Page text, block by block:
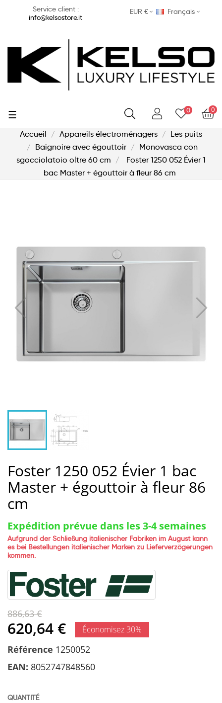
Service client :
info@kelsostore.it
EUR € Français
0
0
Basculer
navigation
☰
Accueil Appareils électroménagers
Les puits
Baignoire avec égouttoir
Monovasca con
sgocciolatoio oltre 60 cm
Foster 1250 052 Évier 1
bac Master + égouttoir à fleur 86 cm
Foster 1250 052 Évier 1 bac
Master + égouttoir à fleur 86
cm
Expédition prévue dans les 3-4 semaines
Aufgrund der Schließung italienischer Fabriken im August kann
es bei Bestellungen italienischer Marken zu Lieferverzögerungen
kommen.
886,63 €
620,64 € Économisez 30%
Référence 1250052
EAN: 8052747848560
QUANTITÉ